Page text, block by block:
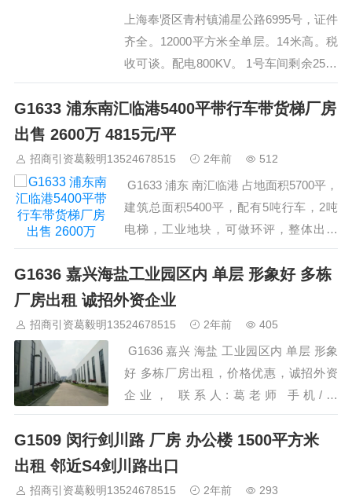
上海奉贤区青村镇浦星公路6995号，证件
齐全。12000平方米全单层。14米高。税
收可谈。配电800KV。 1号车间剩余2550
平米，可分割；此车间位置好，门大，单
价1元/平方/天 2号车间剩余840平米，可
分割；招商对象：机械、五金，纸箱厂等
行业；单价0.88元/平方/ 天 3号车间2880
平米，单价0.88元/平方/ 天 5号车间32…
G1633 浦东南汇临港5400平带行车带货梯厂房
出售 2600万 4815元/平
招商引资葛毅明13524678515 2年前 512
G1633 浦东 南汇临港 占地面积5700平，
建筑总面积5400平，配有5吨行车，2吨
电梯，工业地块，可做环评，整体出售
2600万，折合单价4815元/平。。 联系人:
葛老师 手机/微信:13524678515…
G1636 嘉兴海盐工业园区内 单层 形象好 多栋
厂房出租 诚招外资企业
招商引资葛毅明13524678515 2年前 405
G1636 嘉兴 海盐 工业园区内 单层 形象
好 多栋厂房出租，价格优惠，诚招外资
企业， 联系人:葛老师 手机/微
信:13524678515…
G1509 闵行剑川路 厂房 办公楼 1500平方米
出租 邻近S4剑川路出口
招商引资葛毅明13524678515 2年前 293